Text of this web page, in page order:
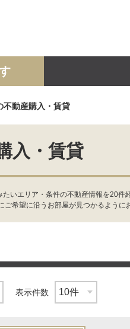
事業投資用
不動産購入・賃貸
入・賃貸
いエリア・条件の不動産情報を20
希望に沿うお部屋が見つかるように
表示件数